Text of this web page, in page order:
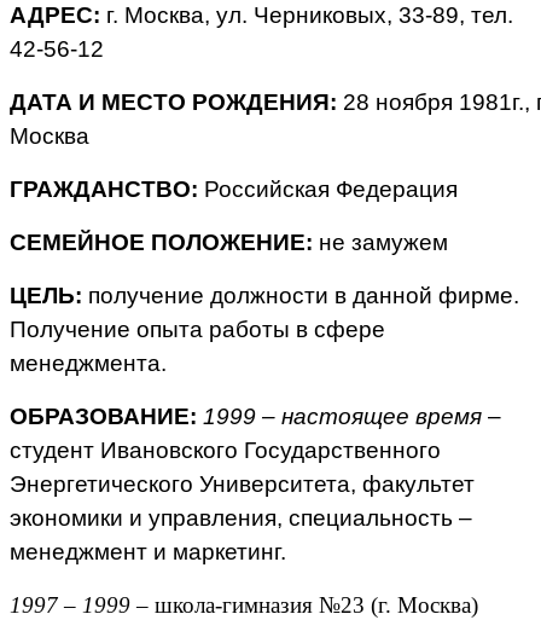
АДРЕС: г. Москва, ул. Черниковых, 33-89, тел.
42-56-12
ДАТА И МЕСТО РОЖДЕНИЯ: 28 ноября 1981г.,
Москва
ГРАЖДАНСТВО: Российская Федерация
СЕМЕЙНОЕ ПОЛОЖЕНИЕ: не замужем
ЦЕЛЬ: получение должности в данной фирме.
Получение опыта работы в сфере
менеджмента.
ОБРАЗОВАНИЕ: 1999 – настоящее время –
студент Ивановского Государственного
Энергетического Университета, факультет
экономики и управления, специальность –
менеджмент и маркетинг.
1997 – 1999– школа-гимназия №23 (г. Москва)